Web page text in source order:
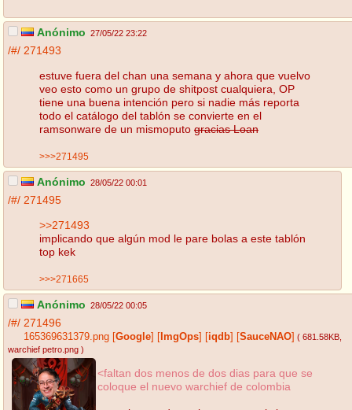
Anónimo 27/05/22 23:22
/#/ 271493
estuve fuera del chan una semana y ahora que vuelvo
veo esto como un grupo de shitpost cualquiera, OP
tiene una buena intención pero si nadie más reporta
todo el catálogo del tablón se convierte en el
ramsonware de un mismoputo gracias Loan
>>>271495
Anónimo 28/05/22 00:01
/#/ 271495
>>271493
implicando que algún mod le pare bolas a este tablón
top kek
>>>271665
Anónimo 28/05/22 00:05
/#/ 271496
165369631379.png Google ImgOps iqdb SauceNAO ( 681.58KB
warchief petro.png )
<faltan dos menos de dos dias para que se
coloque el nuevo warchief de colombia